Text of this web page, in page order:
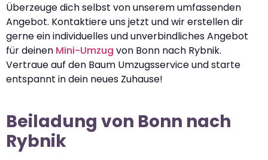
Überzeuge dich selbst von unserem umfassenden
Angebot. Kontaktiere uns jetzt und wir erstellen dir
gerne ein individuelles und unverbindliches Angebot
für deinen Mini-Umzug von Bonn nach Rybnik.
Vertraue auf den Baum Umzugsservice und starte
entspannt in dein neues Zuhause!
Beiladung von Bonn nach
Rybnik